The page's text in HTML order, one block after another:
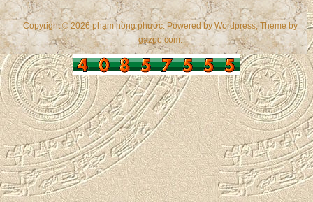
Copyright © 2026 phạm hồng phước. Powered byWordpress , Theme by
gazpo.com.